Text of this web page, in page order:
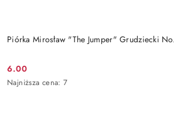
Piórka Mirosław "The Jumper" Grudziecki
Cena
promocyjna:
6.00
Najniższa
Najniższa cena: 7